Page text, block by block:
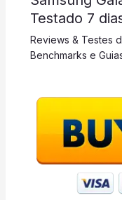
Testado 7
Reviews & Testes
Benchmarks e